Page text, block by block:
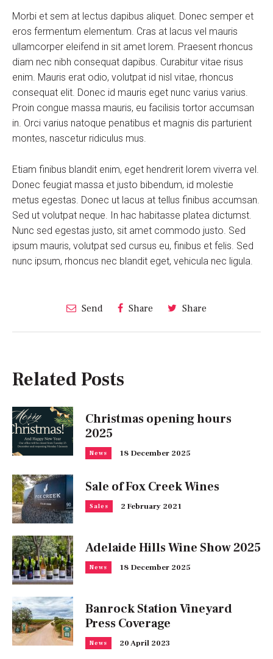
Morbi et sem at lectus dapibus aliquet. Donec semper et
eros fermentum elementum. Cras at lacus vel mauris
ullamcorper eleifend in sit amet lorem. Praesent rhoncus
diam nec nibh consequat dapibus. Curabitur vitae risus
enim. Mauris erat odio, volutpat id nisl vitae, rhoncus
consequat elit. Donec id mauris eget nunc varius varius.
Proin congue massa mauris, eu facilisis tortor accumsan
in. Orci varius natoque penatibus et magnis dis parturient
montes, nascetur ridiculus mus.
Etiam finibus blandit enim, eget hendrerit lorem viverra vel.
Donec feugiat massa et justo bibendum, id molestie
metus egestas. Donec ut lacus at tellus finibus accumsan.
Sed ut volutpat neque. In hac habitasse platea dictumst.
Nunc sed egestas justo, sit amet commodo justo. Sed
ipsum mauris, volutpat sed cursus eu, finibus et felis. Sed
nunc ipsum, rhoncus nec blandit eget, vehicula nec ligula.
Send Share Share
Related Posts
Christmas opening hours
2025
News 18 December 2025
Sale of Fox Creek Wines
Sales 2 February 2021
Adelaide Hills Wine Show 2025
News 18 December 2025
Banrock Station Vineyard
Press Coverage
News 20 April 2023